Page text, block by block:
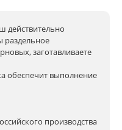
действительно
раздельное
заготавливаете
обеспечит выполнение
производства